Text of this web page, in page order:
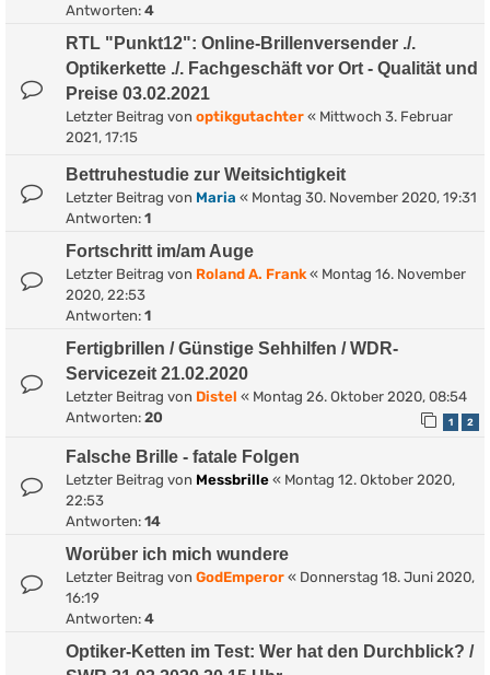
Antworten: 4
RTL "Punkt12": Online-Brillenversender ./.
Optikerkette ./. Fachgeschäft vor Ort - Qualität und
Preise 03.02.2021
Letzter Beitrag von optikgutachter « Mittwoch 3. Februar
2021, 17:15
Bettruhestudie zur Weitsichtigkeit
Letzter Beitrag von Maria « Montag 30. November 2020, 19:31
Antworten: 1
Fortschritt im/am Auge
Letzter Beitrag von Roland A. Frank « Montag 16. November
2020, 22:53
Antworten: 1
Fertigbrillen / Günstige Sehhilfen / WDR-
Servicezeit 21.02.2020
Letzter Beitrag von Distel « Montag 26. Oktober 2020, 08:54
Antworten: 20 1 2
Falsche Brille - fatale Folgen
Letzter Beitrag von Messbrille « Montag 12. Oktober 2020,
22:53
Antworten: 14
Worüber ich mich wundere
Letzter Beitrag von GodEmperor « Donnerstag 18. Juni 2020,
16:19
Antworten: 4
Optiker-Ketten im Test: Wer hat den Durchblick? /